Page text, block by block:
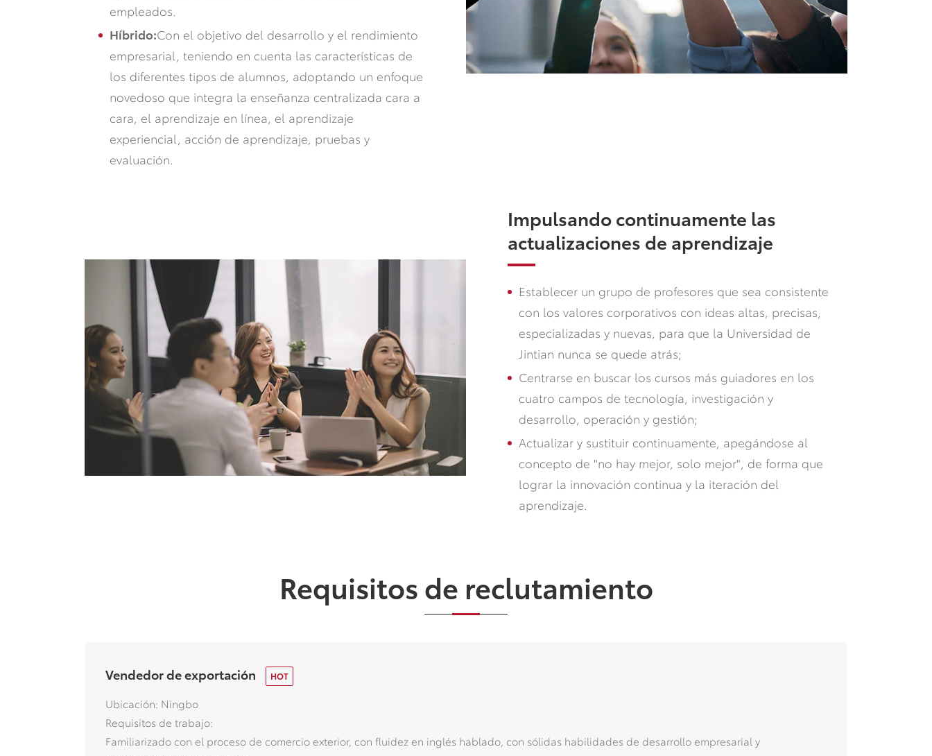
empleados.
Híbrido:Con el objetivo del desarrollo y el rendimiento
empresarial, teniendo en cuenta las características de
los diferentes tipos de alumnos, adoptando un enfoque
novedoso que integra la enseñanza centralizada cara a
cara, el aprendizaje en línea, el aprendizaje
experiencial, acción de aprendizaje, pruebas y
evaluación.
Impulsando continuamente las
actualizaciones de aprendizaje
Establecer un grupo de profesores que sea consistente
con los valores corporativos con ideas altas, precisas,
especializadas y nuevas, para que la Universidad de
Jintian nunca se quede atrás;
Centrarse en buscar los cursos más guiadores en los
cuatro campos de tecnología, investigación y
desarrollo, operación y gestión;
Actualizar y sustituir continuamente, apegándose al
concepto de "no hay mejor, solo mejor", de forma que
lograr la innovación continua y la iteración del
aprendizaje.
Requisitos de reclutamiento
Vendedor de exportación
Ubicación: Ningbo
Requisitos de trabajo:
Familiarizado con el proceso de comercio exterior, con fluidez en inglés hablado, con sólidas habilidades de desarrollo empresarial y